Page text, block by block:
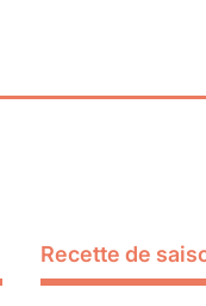
Recette de
Lire plus